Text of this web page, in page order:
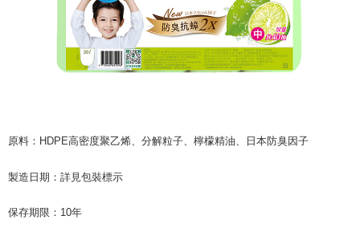
Kedua, Sekatan Pembayaran
1. Jumlah yang diperakui untuk pengguna kali pertama boleh sehingga
NT$10,000. Amaun diperakui sebenar yang diluluskan akan berdasarkan
keputusan pensijilan dan semakan oleh AFTEE.
2. Amaun perbelanjaan minimum mestilah lebih besar daripada NT$20.
Taiwan, Inc. dan AFTEE akan membuat bil kepada pengguna. AFTEE
penggunaan perkhidmatan. Sila rujuk kepada "Penyata Pengumpulan
(https://aftee.tw/privacypolicy/
NT$899 atau lebih
原料： HDPE高密度聚乙烯、分解粒子、檸檬精油 、日本防臭因子
製造日期：詳見包裝標示
保存期限： 10年